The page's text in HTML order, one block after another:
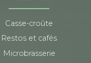
Casse-croûte
Restos et cafés
Microbrasserie